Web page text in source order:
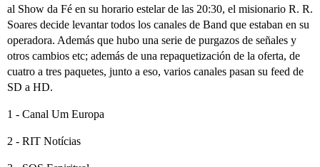
al Show da Fé en su horario estelar de las 20:30, el misionario R. R.
Soares decide levantar todos los canales de Band que estaban en su
operadora. Además que hubo una serie de purgazos de señales y
otros cambios etc; además de una repaquetización de la oferta, de
cuatro a tres paquetes, junto a eso, varios canales pasan su feed de
SD a HD.
1 - Canal Um Europa
2 - RIT Notícias